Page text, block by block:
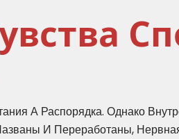
А Распорядка. Однако
И Переработаны,